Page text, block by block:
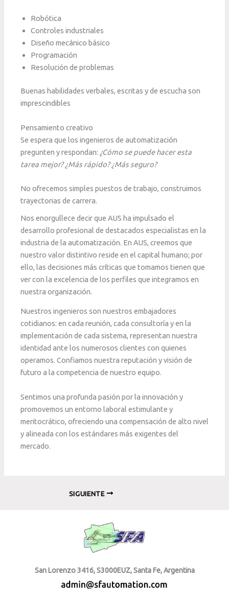
Robótica
Controles industriales
Diseño mecánico básico
Programación
Resolución de problemas
Buenas habilidades verbales, escritas y de escucha son
imprescindibles
Pensamiento creativo
Se espera que los ingenieros de automatización
pregunten y respondan: ¿Cómo se puede hacer esta
tarea mejor? ¿Más rápido? ¿Más seguro?
No ofrecemos simples puestos de trabajo, construimos
trayectorias de carrera.
Nos enorgullece decir que AUS ha impulsado el
desarrollo profesional de destacados especialistas en la
industria de la automatización. En AUS, creemos que
nuestro valor distintivo reside en el capital humano; por
ello, las decisiones más críticas que tomamos tienen que
ver con la excelencia de los perfiles que integramos en
nuestra organización.
Nuestros ingenieros son nuestros embajadores
cotidianos: en cada reunión, cada consultoría y en la
implementación de cada sistema, representan nuestra
identidad ante los numerosos clientes con quienes
operamos. Confiamos nuestra reputación y visión de
futuro a la competencia de nuestro equipo.
Sentimos una profunda pasión por la innovación y
promovemos un entorno laboral estimulante y
meritocrático, ofreciendo una compensación de alto nivel
y alineada con los estándares más exigentes del
mercado.
SIGUIENTE
San Lorenzo 3416, S3000EUZ, Santa Fe, Argentina